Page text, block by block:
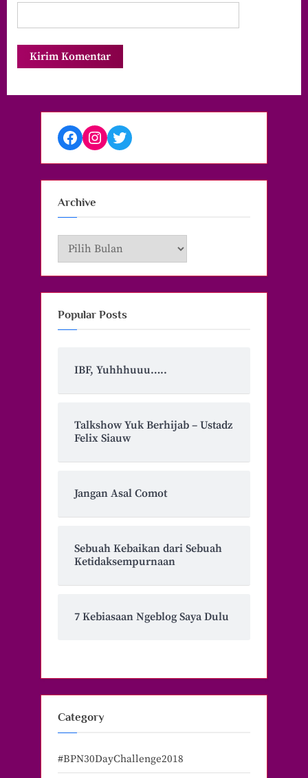
Facebook
Instagram
Twitter
Archive
Archive
Popular Posts
IBF, Yuhhhuuu…..
Talkshow Yuk Berhijab – Ustadz
Felix Siauw
Jangan Asal Comot
Sebuah Kebaikan dari Sebuah
Ketidaksempurnaan
7 Kebiasaan Ngeblog Saya Dulu
Category
#BPN30DayChallenge2018